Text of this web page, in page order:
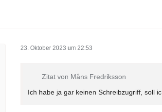
23. Oktober 2023 um 22:53
Zitat von Måns Fredriksson
Ich habe ja gar keinen Schreibzugriff, soll